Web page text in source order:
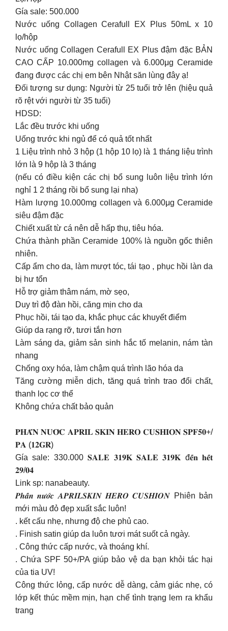
Gía sale: 500.000
Nước uống Collagen Cerafull EX Plus 50mL x 10
lọ/hộp
Nước uống Collagen Cerafull EX Plus đậm đặc BẢN
CAO CẤP 10.000mg collagen và 6.000μg Ceramide
đang được các chị em bên Nhật săn lùng đây ạ!
Đối tượng sư dụng: Người từ 25 tuổi trở lên (hiệu quả
rõ rệt với người từ 35 tuổi)
HDSD:
Lắc đều trước khi uống
Uống trước khi ngủ để có quả tốt nhất
1 Liệu trình nhỏ 3 hộp (1 hộp 10 lọ) là 1 tháng liệu trình
lớn là 9 hộp là 3 tháng
(nếu có điều kiện các chị bổ sung luôn liệu trình lớn
nghỉ 1 2 tháng rồi bổ sung lại nha)
Hàm lượng 10.000mg collagen và 6.000μg Ceramide
siêu đậm đặc
Chiết xuất từ cá nên dễ hấp thụ, tiêu hóa.
Chứa thành phần Ceramide 100% là nguồn gốc thiên
nhiên.
Cấp ẩm cho da, làm mượt tóc, tái tạo , phục hồi làn da
bị hư tổn
Hỗ trợ giảm thâm nám, mờ sẹo,
Duy trì độ đàn hồi, căng mịn cho da
Phục hồi, tái tạo da, khắc phục các khuyết điểm
Giúp da rạng rỡ, tươi tắn hơn
Làm sáng da, giảm sản sinh hắc tố melanin, nám tàn
nhang
Chống oxy hóa, làm chậm quá trình lão hóa da
Tăng cường miễn dịch, tăng quá trình trao đổi chất,
thanh lọc cơ thể
Không chứa chất bảo quản
𝐏𝐇𝐀̂́𝐍 𝐍𝐔̛𝐎̛́𝐂 𝐀𝐏𝐑𝐈𝐋 𝐒𝐊𝐈𝐍 𝐇𝐄𝐑𝐎 𝐂𝐔𝐒𝐇𝐈𝐎𝐍 𝐒𝐏𝐅𝟓𝟎+/
𝐏𝐀 (𝟏𝟐𝐆𝐑)
Gía sale: 330.000 𝐒𝐀𝐋𝐄 𝟑𝟏𝟗𝐊 𝐒𝐀𝐋𝐄 𝟑𝟏𝟗𝐊 đ𝐞̂́𝐧 𝐡𝐞̂́𝐭
𝟐𝟗/𝟎𝟒
Link sp: nanabeauty.
𝑷𝒉𝒂̂́𝒏 𝒏𝒖̛𝒐̛́𝒄 𝑨𝑷𝑹𝑰𝑳𝑺𝑲𝑰𝑵 𝑯𝑬𝑹𝑶 𝑪𝑼𝑺𝑯𝑰𝑶𝑵 Phiên bản
mới màu đỏ đẹp xuất sắc luôn!
. kết cấu nhẹ, nhưng độ che phủ cao.
. Finish satin giúp da luôn tươi mát suốt cả ngày.
. Công thức cấp nước, và thoáng khí.
. Chứa SPF 50+/PA giúp bảo vệ da bạn khỏi tác hại
của tia UV!
Công thức lỏng, cấp nước dễ dàng, cảm giác nhẹ, có
lớp kết thúc mềm mịn, hạn chế tình trạng lem ra khẩu
trang